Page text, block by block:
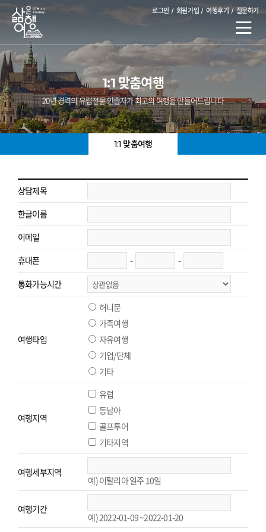
로그인 회원가입 여행후기 질문하기
1:1 맞춤여행
20년 경력의 유럽전문 인솔자가 최고의 여행을 만들어드립니다
1:1 맞춤여행
상담제목
한글이름
이메일
휴대폰
-
-
통화가능시간
여행타입
허니문
가족여행
자유여행
기업/단체
기타
여행지역
유럽
동남아
골프투어
기타지역
여행세부지역
예) 이탈리아 일주 10일
여행기간
예) 2022-01-09 ~2022-01-20